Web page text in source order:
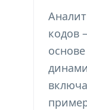
кодов